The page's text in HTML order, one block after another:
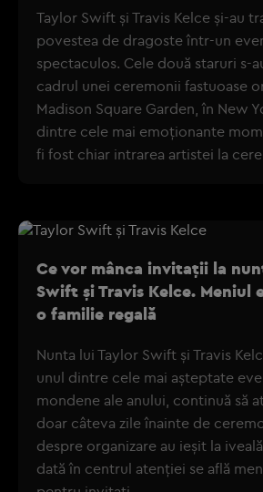
Taylor Swift și Travis Kelce și-au
povestea de dragoste într-un
spectaculos. Cele două staruri s-
cadrul unei ceremonii fastuoase
Madison Square Garden, în New
dintre cele mai emoționante
fi fost chiar intrarea artistei la
Ce vor mânca invitații la
Swift și Travis Kelce. Meniul
o familie regală
Nunta lui Taylor Swift și Travis
unul dintre cele mai așteptate
mondene ale anului, continuă să
doar câteva zile înainte de
despre organizare au ieșit la
dată în centrul atenției se află